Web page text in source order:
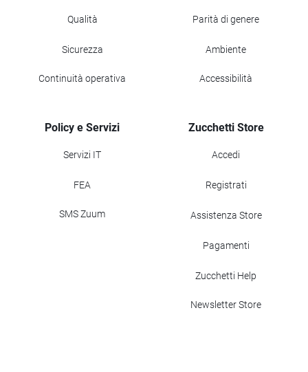
Qualità
Sicurezza
Continuità operativa
Parità di genere
Ambiente
Accessibilità
Policy e Servizi
Servizi IT
FEA
SMS Zuum
Zucchetti Store
Accedi
Registrati
Assistenza Store
Pagamenti
Zucchetti Help
Newsletter Store